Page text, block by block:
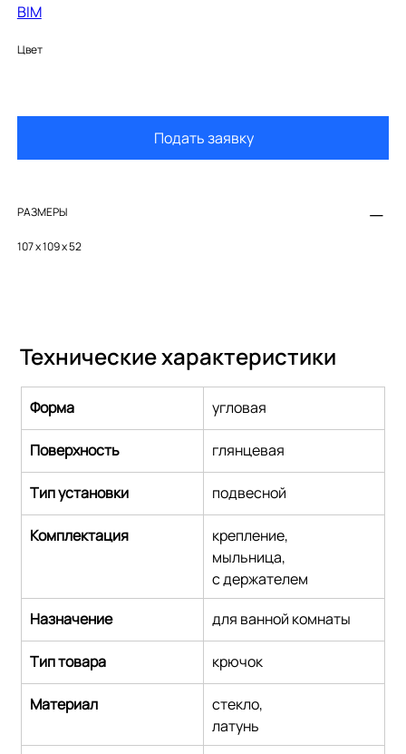
BIM
Цвет
Подать заявку
РАЗМЕРЫ
107 x 109 x 52
Технические характеристики
Форма угловая
Поверхность глянцевая
Тип установки подвесной
Комплектация
крепление,
мыльница,
с держателем
Назначение
для ванной комнаты
Тип товара крючок
Материал
стекло,
латунь